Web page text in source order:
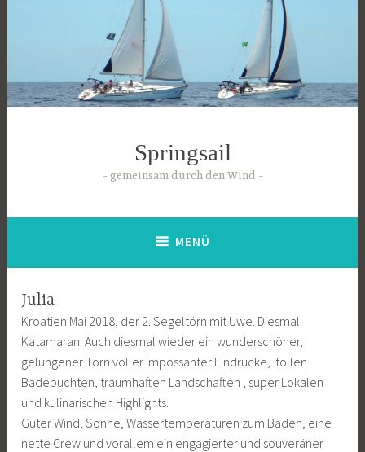
Springsail
gemeinsam durch den Wind
MENÜ
Julia
Kroatien Mai 2018, der 2. Segeltörn mit Uwe. Diesmal
Katamaran. Auch diesmal wieder ein wunderschöner,
gelungener Törn voller impossanter Eindrücke, tollen
Badebuchten, traumhaften Landschaften , super Lokalen
und kulinarischen Highlights.
Guter Wind, Sonne, Wassertemperaturen zum Baden, eine
nette Crew und vorallem ein engagierter und souveräner